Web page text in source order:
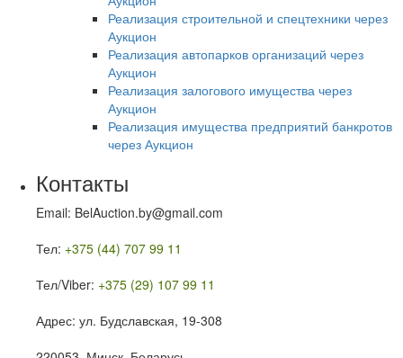
Реализация строительной и спецтехники через
Аукцион
Реализация автопарков организаций через
Аукцион
Реализация залогового имущества через
Аукцион
Реализация имущества предприятий банкротов
через Аукцион
Контакты
Email: BelAuction.by@gmail.com
Тел: +375 (44) 707 99 11
Тел/Viber: +375 (29) 107 99 11
Адрес: ул. Будславская, 19-308